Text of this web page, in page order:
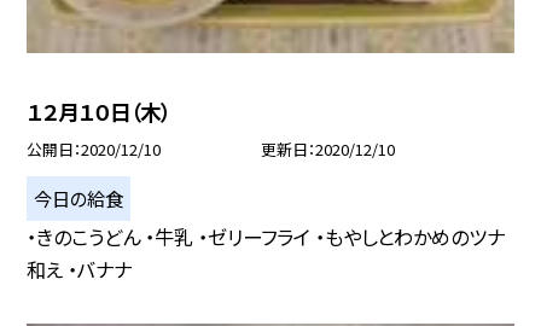
１２月１０日（木）
公開日 2020/12/10 更新日 2020/12/10
今日の給食
・きのこうどん ・牛乳 ・ゼリーフライ ・もやしとわかめのツナ
和え ・バナナ